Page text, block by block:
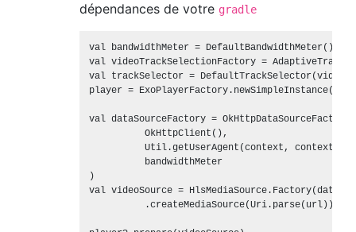
dépendances de votre gradle
val bandwidthMeter = DefaultBandwidthMeter()
val videoTrackSelectionFactory =
val trackSelector =
player =
val dataSourceFactory = OkHttpDataSourceFactory(
          OkHttpClient(),
Util.getUserAgent(context,
          bandwidthMeter
)
val videoSource =
          .createMediaSource(Uri.parse(url))